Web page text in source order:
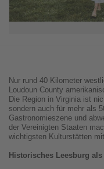
Nur rund 40 Kilometer
Loudoun County
Die Region in Virginia ist
sondern auch für mehr als
Gastronomieszene und
der Vereinigten Staaten
wichtigsten Kulturstätten
Historisches Leesburg